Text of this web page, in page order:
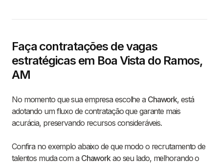
Faça contratações de vagas
estratégicas em Boa Vista do Ramos,
AM
No momento que sua empresa escolhe a Chawork, está
adotando um fluxo de contratação que garante mais
acurácia, preservando recursos consideráveis.
Confira no exemplo abaixo de que modo o recrutamento de
talentos muda com a Chaworkao seu lado, melhorando o